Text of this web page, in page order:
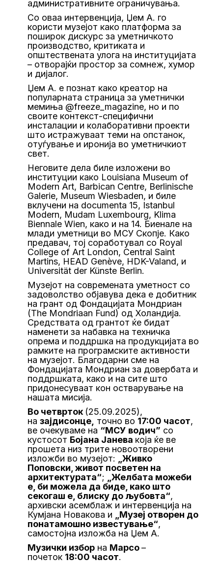
административните ограничувања.
Со оваа интервенција, Џем А. го
користи музејот како платформа за
поширок дискурс за уметничкото
производство, критиката и
општествената улога на институцијата
– отворајќи простор за сомнеж, хумор
и дијалог.
Џем А. е познат како креатор на
популарната страница за уметнички
мемиња @freeze_magazine, но и по
своите контекст-специфични
инсталации и колаборативни проекти
што истражуваат теми на опстанок,
отуѓување и иронија во уметничкиот
свет.
Неговите дела биле изложени во
институции како Louisiana Museum of
Modern Art, Barbican Centre, Berlinische
Galerie, Museum Wiesbaden, и биле
вклучени на documenta 15, Istanbul
Modern, Mudam Luxembourg, Klima
Biennale Wien, како и на 14. Биенале на
млади уметници во МСУ Скопје. Како
предавач, тој соработувал со Royal
College of Art London, Central Saint
Martins, HEAD Genève, HDK-Valand, и
Universität der Künste Berlin.
Музејот на современата уметност со
задоволство објавува дека е добитник
на грант од Фондацијата Мондриан
(The Mondriaan Fund) од Холандија.
Средствата од грантот ќе бидат
наменети за набавка на техничка
опрема и поддршка на продукцијата во
рамките на програмските активности
на музејот. Благодарни сме на
Фондацијата Мондриан за довербата и
поддршката, како и на сите што
придонесуваат кон остварување на
нашата мисија.
Во четврток (25.09.2025),
на заjдисонце, точно во 17:00 часот,
ве очекуваме на “МСУ водич” со
кустосот Бојана Јанева која ќе ве
прошета низ трите новоотворени
изложби во музејот:
„Живко
Поповски, живот посветен на
архитектурата“;
„Желбата можеби
е, би можела да биде, како што
секогаш е, блиску до љубовта“,
архивски асемблаж и интервенција на
Кумјана Новакова и
„Музеј отворен до
понатамошно известување“,
самостојна изложба на Џем А.
Музички изборна Марсо–
почеток 18:00 часот.